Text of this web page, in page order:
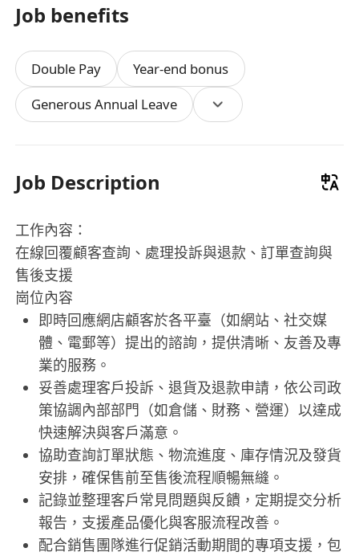
Job benefits
Double Pay
Year-end bonus
Generous Annual Leave
Job Description
工作內容：
在線回覆顧客查詢、處理投訴與退款、訂單查詢與
售後支援
崗位內容
即時回應網店顧客於各平臺（如網站、社交媒
體、電郵等）提出的諮詢，提供清晰、友善及專
業的服務。
妥善處理客戶投訴、退貨及退款申請，依公司政
策協調內部部門（如倉儲、財務、營運）以達成
快速解決與客戶滿意。
協助查詢訂單狀態、物流進度、庫存情況及發貨
安排，確保售前至售後流程順暢無縫。
記錄並整理客戶常見問題與反饋，定期提交分析
報告，支援產品優化與客服流程改善。
配合銷售團隊進行促銷活動期間的專項支援，包